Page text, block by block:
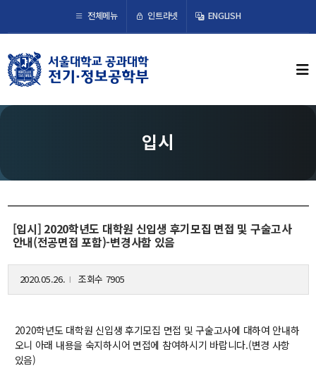
전체메뉴 인트라넷 ENGLISH ×
학부뉴스
뉴스
조직도
오시는 길
교수
전임교수
입시
[입시] 2020학년도 대학원 신입생 후기모집 면접 및 구술고사
안내(전공면접 포함)-변경사함 있음
2020.05.26. 조회수 7905
2020학년도 대학원 신입생 후기모집 면접 및 구술고사에 대하여 안내하
오니 아래 내용을 숙지하시어 면접에 참여하시기 바랍니다.(변경 사항
있음)